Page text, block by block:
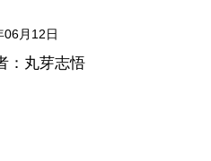
06月12日
：丸芽志悟